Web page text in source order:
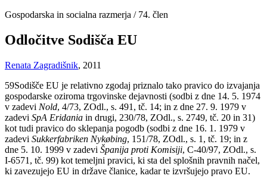
Gospodarska in socialna razmerja / 74. člen
Odločitve Sodišča EU
Renata Zagradišnik, 2011
59Sodišče EU je relativno zgodaj priznalo tako pravico do izvajanja
gospodarske oziroma trgovinske dejavnosti (sodbi z dne 14. 5. 1974
v zadevi Nold, 4/73, ZOdl., s. 491, tč. 14; in z dne 27. 9. 1979 v
zadevi SpA Eridania in drugi, 230/78, ZOdl., s. 2749, tč. 20 in 31)
kot tudi pravico do sklepanja pogodb (sodbi z dne 16. 1. 1979 v
zadevi Sukkerfabriken Nykøbing, 151/78, ZOdl., s. 1, tč. 19; in z
dne 5. 10. 1999 v zadevi Španija proti Komisiji, C-40/97, ZOdl., s.
I-6571, tč. 99) kot temeljni pravici, ki sta del splošnih pravnih načel,
ki zavezujejo EU in države članice, kadar te izvršujejo pravo EU.